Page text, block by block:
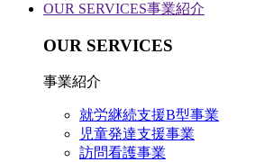
OUR SERVICES事業紹介
OUR SERVICES
事業紹介
就労継続支援B型事業
児童発達支援事業
訪問看護事業